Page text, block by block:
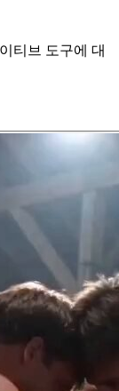
티브 도구에 대